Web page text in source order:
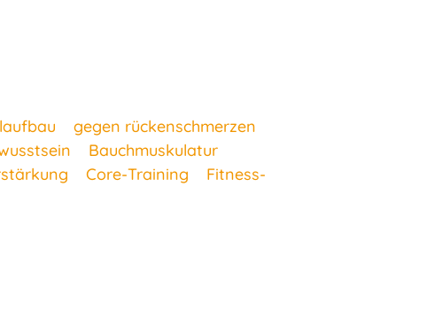
gegen rückenschmerzen
Bauchmuskulatur
Core-Training
Fitness-